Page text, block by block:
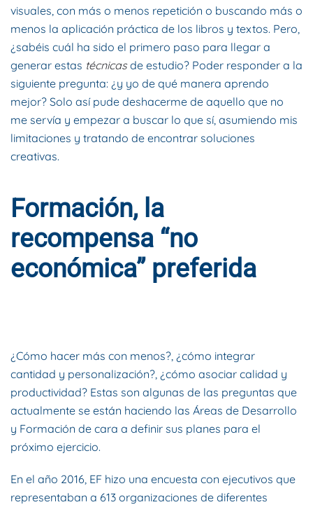
visuales, con más o menos repetición o buscando más o
menos la aplicación práctica de los libros y textos. Pero,
¿sabéis cuál ha sido el primero paso para llegar a
generar estas técnicas de estudio? Poder responder a la
siguiente pregunta: ¿y yo de qué manera aprendo
mejor? Solo así pude deshacerme de aquello que no
me servía y empezar a buscar lo que sí, asumiendo mis
limitaciones y tratando de encontrar soluciones
creativas.
Formación, la
recompensa “no
económica” preferida
¿Cómo hacer más con menos?, ¿cómo integrar
cantidad y personalización?, ¿cómo asociar calidad y
productividad? Estas son algunas de las preguntas que
actualmente se están haciendo las Áreas de Desarrollo
y Formación de cara a definir sus planes para el
próximo ejercicio.
En el año 2016, EF hizo una encuesta con ejecutivos que
representaban a 613 organizaciones de diferentes